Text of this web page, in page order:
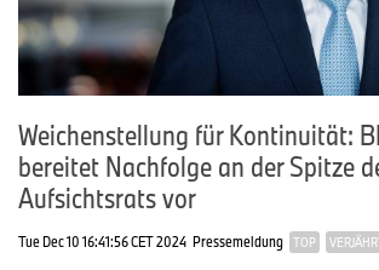
Weichenstellung für Kontinuität:
bereitet Nachfolge an der Spitze
Aufsichtsrats vor
Tue Dec 10 16:41:56 CET 2024 Pressemeldung TOP